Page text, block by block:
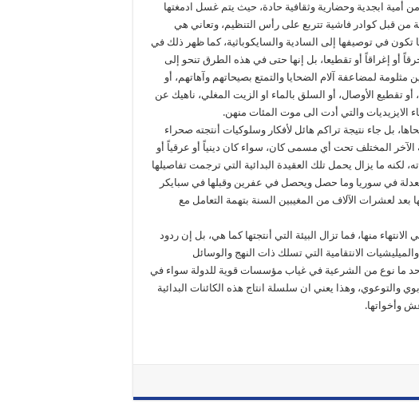
أمية ابجدية وحضارية وثقافية حادة، حيث يتم غسل ادمغتها
من قبل كوادر فاشية تتربع على رأس التنظيم، وتعاني هي
تكون في توصيفها إلى السادية والسايكوباثية، كما ظهر ذلك في
أو إغراقاً أو تقطيعا، بل إنها حتى في هذه الطرق تنحو إلى
لمضاعفة آلام الضحايا والتمتع بصيحاتهم وآهاتهم، أو
أو تقطيع الأوصال، أو السلق بالماء او الزيت المغلي، ناهيك عن
الايزيديات والتي أدت الى موت المئات منهن.
بل جاء نتيجة تراكم هائل لأفكار وسلوكيات أنتجته صحراء
الآخر المختلف تحت أي مسمى كان، سواء كان دينياً أو عرقياً أو
لكنه ما يزال يحمل تلك العقيدة البدائية التي ترجمت تفاصيلها
في سوريا وما حصل ويحصل في عفرين وقبلها في سبايكر
لعشرات الآلاف من المغيبين السنة بتهمة التعامل مع
منها، فما تزال البيئة التي أنتجتها كما هي، بل إن ردود
الانتقامية التي تسلك ذات النهج والوسائل
حد ما نوع من الشرعية في غياب مؤسسات قوية للدولة سواء في
والتوعوي، وهذا يعني ان سلسلة انتاج هذه الكائنات البدائية
وأخواتها.